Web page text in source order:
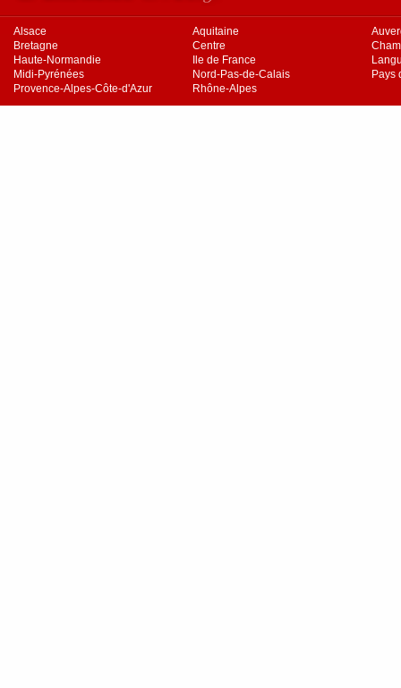
Alsace Aquitaine
Bretagne
Centre
Haute-Normandie
Ile de France
Midi-Pyrénées
Nord-Pas-de-Calais
Pays
Provence-Alpes-Côte-d'Azur
Rhône-Alpes